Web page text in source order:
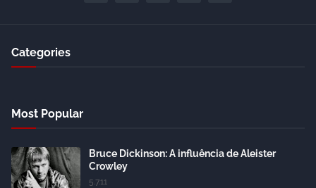
Categories
Most Popular
Bruce Dickinson: A influência de Aleister
Crowley
5.7.11